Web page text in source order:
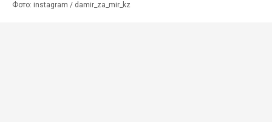
Фото: instagram / damir_za_mir_kz